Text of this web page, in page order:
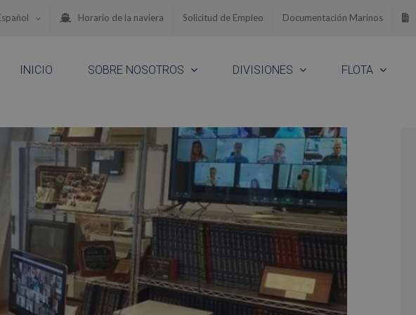
Horario de la naviera Solicitud de Empleo Documentación Marinos
INICIO SOBRE NOSOTROS DIVISIONES FLOTA